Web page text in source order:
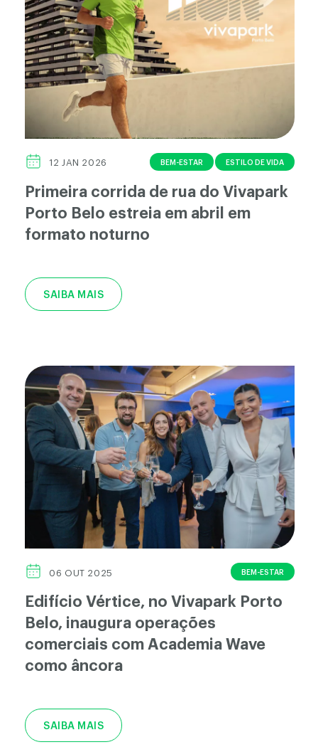
12 JAN 2026 BEM-ESTAR ESTILO DE VIDA
Primeira corrida de rua do Vivapark
Porto Belo estreia em abril em
formato noturno
SAIBA MAIS
06 OUT 2025 BEM-ESTAR
Edifício Vértice, no Vivapark Porto
Belo, inaugura operações
comerciais com Academia Wave
como âncora
SAIBA MAIS